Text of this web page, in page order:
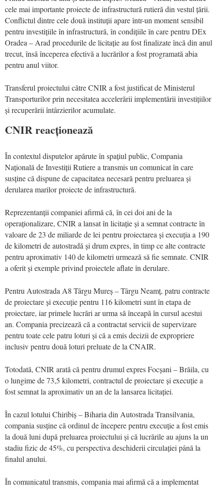
cele mai importante proiecte de infrastructură rutieră din vestul țării.
Conflictul dintre cele două instituții apare într-un moment sensibil
pentru investițiile în infrastructură, în condițiile în care pentru DEx
Oradea – Arad procedurile de licitație au fost finalizate încă din anul
trecut, însă începerea efectivă a lucrărilor a fost programată abia
pentru anul viitor.
Transferul proiectului către CNIR a fost justificat de Ministerul
Transporturilor prin necesitatea accelerării implementării investițiilor
și recuperării întârzierilor acumulate.
CNIR reacționează
În contextul disputelor apărute în spațiul public, Compania
Națională de Investiții Rutiere a transmis un comunicat în care
susține că dispune de capacitatea necesară pentru preluarea și
derularea marilor proiecte de infrastructură.
Reprezentanții companiei afirmă că, în cei doi ani de la
operaționalizare, CNIR a lansat în licitație și a semnat contracte în
valoare de 23 de miliarde de lei pentru proiectarea și execuția a 190
de kilometri de autostradă și drum expres, în timp ce alte contracte
pentru aproximativ 140 de kilometri urmează să fie semnate. CNIR
a oferit și exemple privind proiectele aflate în derulare.
Pentru Autostrada A8 Târgu Mureș – Târgu Neamț, patru contracte
de proiectare și execuție pentru 116 kilometri sunt în etapa de
proiectare, iar primele lucrări ar urma să înceapă în cursul acestui
an. Compania precizează că a contractat servicii de supervizare
pentru toate cele patru loturi și că a emis decizii de expropriere
inclusiv pentru două loturi preluate de la CNAIR.
Totodată, CNIR arată că pentru drumul expres Focșani – Brăila, cu
o lungime de 73,5 kilometri, contractul de proiectare și execuție a
fost semnat la aproximativ un an de la lansarea licitației.
În cazul lotului Chiribiș – Biharia din Autostrada Transilvania,
compania susține că ordinul de începere pentru execuție a fost emis
la două luni după preluarea proiectului și că lucrările au ajuns la un
stadiu fizic de 45%, cu perspectiva deschiderii circulației până la
finalul anului.
În comunicatul transmis, compania mai afirmă că a implementat